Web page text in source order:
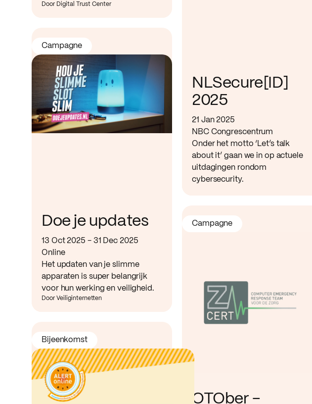
Door Digital Trust Center
NLSecure[ID]
2025
21 Jan 2025
NBC Congrescentrum
Onder het motto ‘Let’s talk
about it’ gaan we in op actuele
uitdagingen rondom
cybersecurity.
Doe je updates
13 Oct 2025 - 31 Dec 2025
Online
Het updaten van je slimme
apparaten is super belangrijk
voor hun werking en veiligheid.
Door Veiliginternetten
Campagne
OTOber -
Campagne
Bijeenkomst